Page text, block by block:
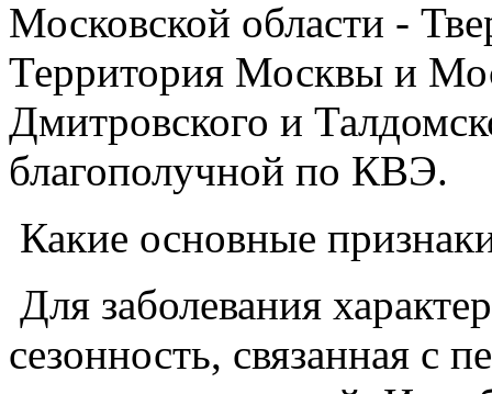
Московской области -
Территория Москвы и
Дмитровского и
благополучной по КВЭ.
Какие основные
Для заболевания
сезонность, связанная с